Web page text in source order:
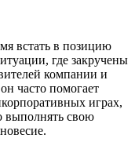
встать в позицию
где закручены
компании и
часто помогает
играх,
выполнять свою